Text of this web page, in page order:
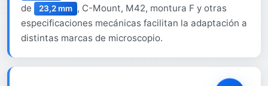
de
23,2 mm , C-Mount, M42, montura F y otras
especificaciones mecánicas facilitan la adaptación a
distintas marcas de microscopio.